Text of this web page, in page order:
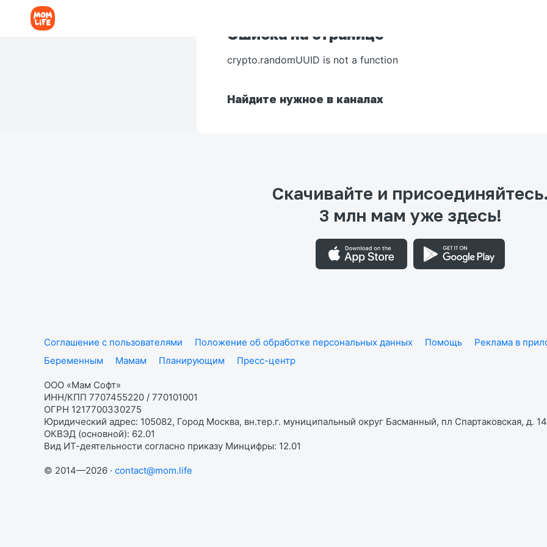
Ошибка на странице
crypto.randomUUID is not a function
Найдите нужное в каналах
Скачивайте и присоединяйтесь.
3 млн мам уже здесь!
Соглашение с пользователями Положение об обработке персональных данных Помощь Реклама в
Беременным
Мамам Планирующим Пресс-центр
ООО «Мам Софт»
ИНН/КПП 7707455220 / 770101001
ОГРН 1217700330275
Юридический адрес: 105082, Город Москва, вн.тер.г. муниципальный округ Басманный, пл Спартаковская, д.
ОКВЭД (основной): 62.01
Вид ИТ-деятельности согласно приказу Минцифры: 12.01
© 2014—2026 · contact@mom.life